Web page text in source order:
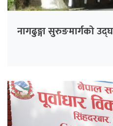
नागढुङ्गा सुरुङमार्गको